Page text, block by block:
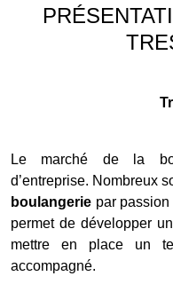
Le marché de la
d’entreprise. Nombreux
boulangerie par
permet de développer
mettre en place un
accompagné.